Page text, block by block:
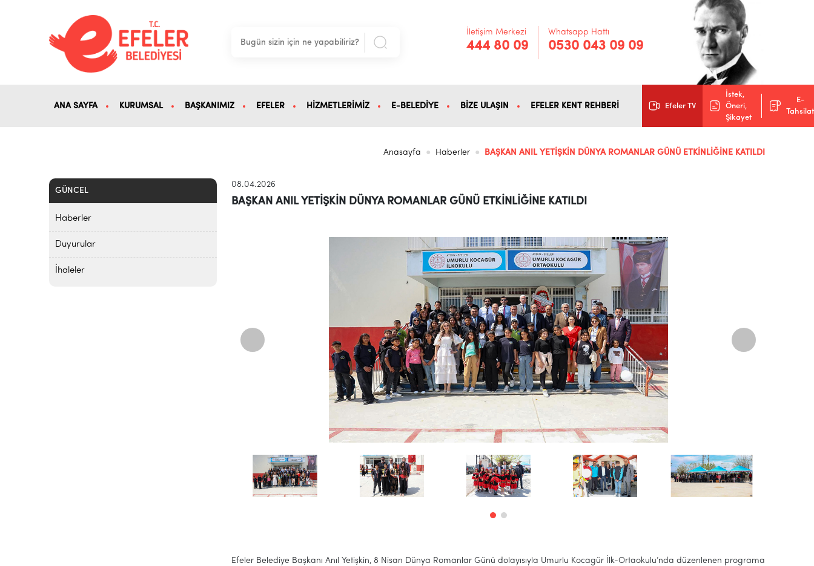
İletişim Merkezi
444 80 09
Whatsapp Hattı
0530 043 09 09
ANA SAYFA KURUMSAL BAŞKANIMIZ EFELER HİZMETLERİMİZ E-BELEDİYE BİZE ULAŞIN EFELER KENT REHBERİ Efeler TV
İstek,
Öneri,
Şikayet
E-
Tahsilat
Anasayfa Haberler BAŞKAN ANIL YETİŞKİN DÜNYA ROMANLAR GÜNÜ ETKİNLİĞİNE KATILDI
GÜNCEL
Haberler
Duyurular
İhaleler
08.04.2026
BAŞKAN ANIL YETİŞKİN DÜNYA ROMANLAR GÜNÜ ETKİNLİĞİNE KATILDI
Efeler Belediye Başkanı Anıl Yetişkin, 8 Nisan Dünya Romanlar Günü dolayısıyla Umurlu Kocagür İlk-Ortaokulu’nda düzenlenen programa